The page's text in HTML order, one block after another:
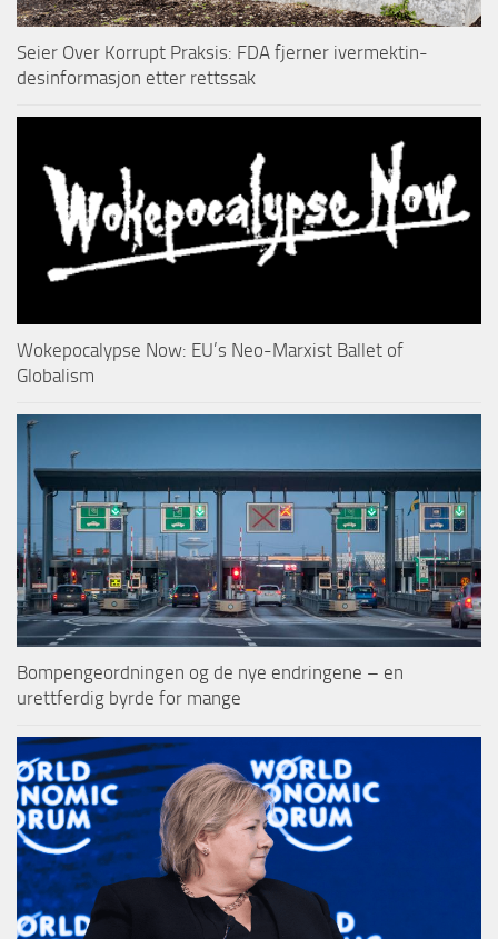
Seier Over Korrupt Praksis: FDA fjerner ivermektin-
desinformasjon etter rettssak
Wokepocalypse Now: EU’s Neo-Marxist Ballet of
Globalism
Bompengeordningen og de nye endringene – en
urettferdig byrde for mange